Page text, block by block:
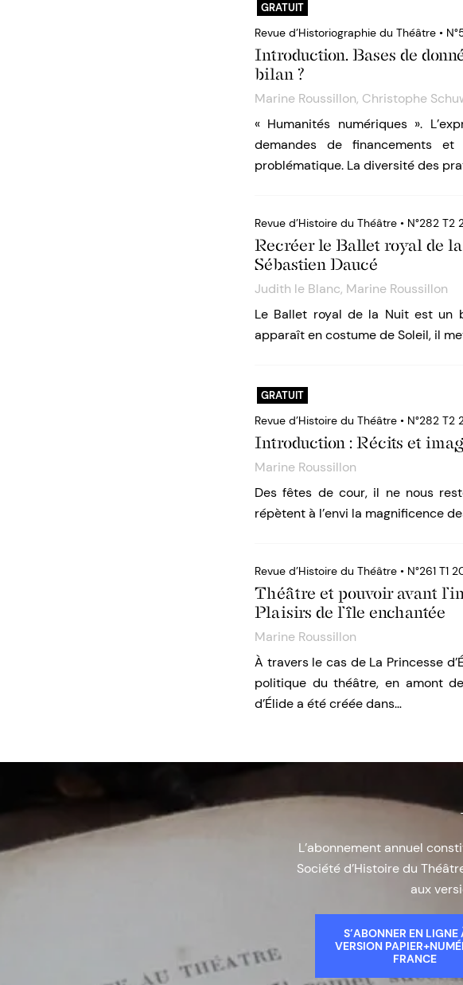
GRATUIT
Revue d’Historiographie du Théâtre •
Introduction. Bases de
bilan ?
Marine Roussillon, Christophe
« Humanités numériques ».
demandes de financements
problématique. La diversité des
Revue d’Histoire du Théâtre • N°282 T2
Recréer le Ballet royal de
Sébastien Daucé
Judith le Blanc, Marine Roussillon
Le Ballet royal de la Nuit est un
apparaît en costume de Soleil, il
GRATUIT
Revue d’Histoire du Théâtre • N°282 T2
Introduction : Récits et
Marine Roussillon
Des fêtes de cour, il ne nous
répètent à l’envi la magnificence
Revue d’Histoire du Théâtre • N°261 T1
Théâtre et pouvoir avant
Plaisirs de l’île enchantée
Marine Roussillon
À travers le cas de La Princesse
politique du théâtre, en amont
d’Élide a été créée dans…
L’abonnement annuel
Société d’Histoire du
aux
S’ABONNER EN LIGNE
VERSION
FRANCE